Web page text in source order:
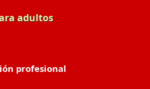
adultos
profesional